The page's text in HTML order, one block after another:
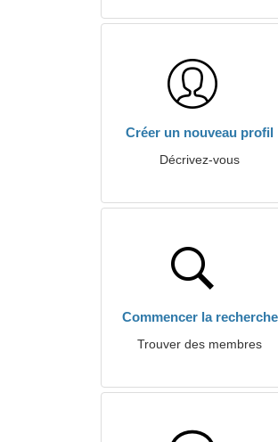
Créer un nouveau profil
Décrivez-vous
Commencer la recherche
Trouver des membres